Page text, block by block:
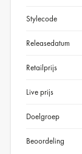
Stylecode
Releasedatum
Retailprijs
Live prijs
Doelgroep
Beoordeling